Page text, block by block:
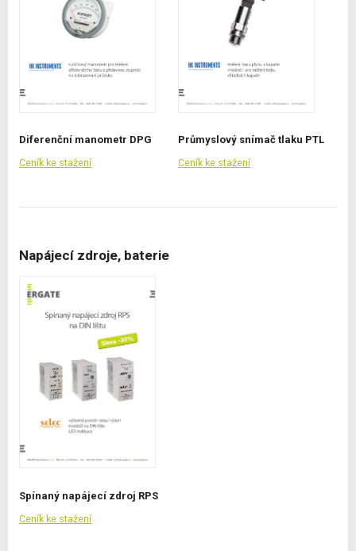
Diferenční manometr DPG
Průmyslový snímač tlaku PTL
Ceník ke stažení
Ceník ke stažení
Napájecí zdroje, baterie
Spínaný napájecí zdroj RPS
Ceník ke stažení